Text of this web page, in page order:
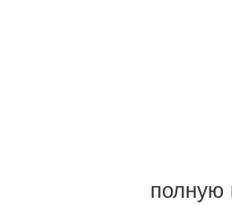
полную